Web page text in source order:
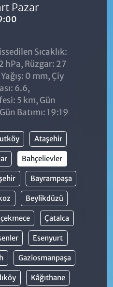
Pazar
Sıcaklık:
hPa, Rüzgar: 27
0 mm, Çiy
6.6,
5 km, Gün
Batımı: 19:19
Ataşehir
Bahçelievler
Bayrampaşa
Beylikdüzü
Çatalca
Esenyurt
Gaziosmanpaşa
Kâğıthane